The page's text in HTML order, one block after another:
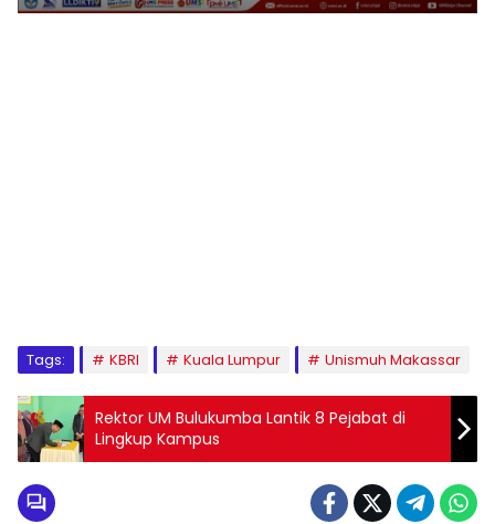
Tags: KBRI Kuala Lumpur Unismuh Makassar
Rektor UM Bulukumba Lantik 8 Pejabat di
Lingkup Kampus